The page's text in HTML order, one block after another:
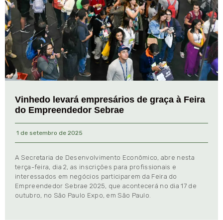
Vinhedo levará empresários de graça à Feira
do Empreendedor Sebrae
1 de setembro de 2025
A Secretaria de Desenvolvimento Econômico, abre nesta
terça-feira, dia 2, as inscrições para profissionais e
interessados em negócios participarem da Feira do
Empreendedor Sebrae 2025, que acontecerá no dia 17 de
outubro, no São Paulo Expo, em São Paulo.